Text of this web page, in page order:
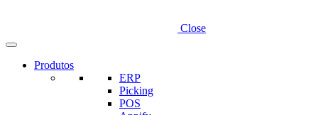
Close
Produtos
ERP
Picking
POS